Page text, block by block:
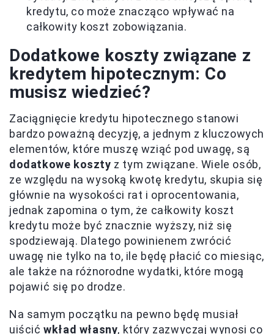
kredytu, co może znacząco wpływać na
całkowity koszt zobowiązania.
Dodatkowe koszty związane z
kredytem hipotecznym: Co
musisz wiedzieć?
Zaciągnięcie kredytu hipotecznego stanowi
bardzo poważną decyzję, a jednym z kluczowych
elementów, które muszę wziąć pod uwagę, są
dodatkowe koszty z tym związane. Wiele osób,
ze względu na wysoką kwotę kredytu, skupia się
głównie na wysokości rat i oprocentowania,
jednak zapomina o tym, że całkowity koszt
kredytu może być znacznie wyższy, niż się
spodziewają. Dlatego powinienem zwrócić
uwagę nie tylko na to, ile będę płacić co miesiąc,
ale także na różnorodne wydatki, które mogą
pojawić się po drodze.
Na samym początku na pewno będę musiał
uiścićwkład własny, który zazwyczaj wynosi co